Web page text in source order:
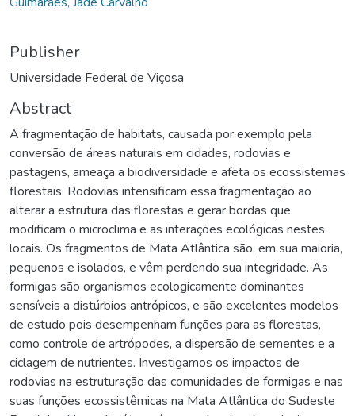
Publisher
Universidade Federal de Viçosa
Abstract
A fragmentação de habitats, causada por exemplo pela
conversão de áreas naturais em cidades, rodovias e
pastagens, ameaça a biodiversidade e afeta os ecossistemas
florestais. Rodovias intensificam essa fragmentação ao
alterar a estrutura das florestas e gerar bordas que
modificam o microclima e as interações ecológicas nestes
locais. Os fragmentos de Mata Atlântica são, em sua maioria,
pequenos e isolados, e vêm perdendo sua integridade. As
formigas são organismos ecologicamente dominantes
sensíveis a distúrbios antrópicos, e são excelentes modelos
de estudo pois desempenham funções para as florestas,
como controle de artrópodes, a dispersão de sementes e a
ciclagem de nutrientes. Investigamos os impactos de
rodovias na estruturação das comunidades de formigas e nas
suas funções ecossistêmicas na Mata Atlântica do Sudeste